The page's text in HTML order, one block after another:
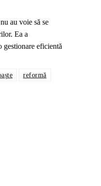
au voie să se
Ea a
gestionare eficientă
reformă